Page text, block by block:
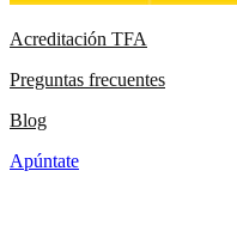
Acreditación TFA
Preguntas frecuentes
Blog
Apúntate